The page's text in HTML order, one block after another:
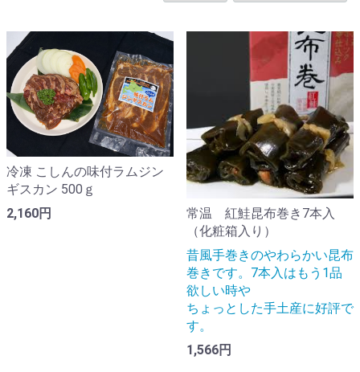
冷凍 こしんの味付ラムジン
ギスカン 500ｇ
2,160円
常温 紅鮭昆布巻き7本入
（化粧箱入り）
昔風手巻きのやわらかい昆布
巻きです。7本入はもう1品
欲しい時や
ちょっとした手土産に好評で
す。
1,566円